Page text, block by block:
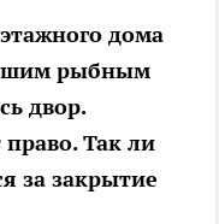
дома
рыбным
двор.
Так ли
за закрытие